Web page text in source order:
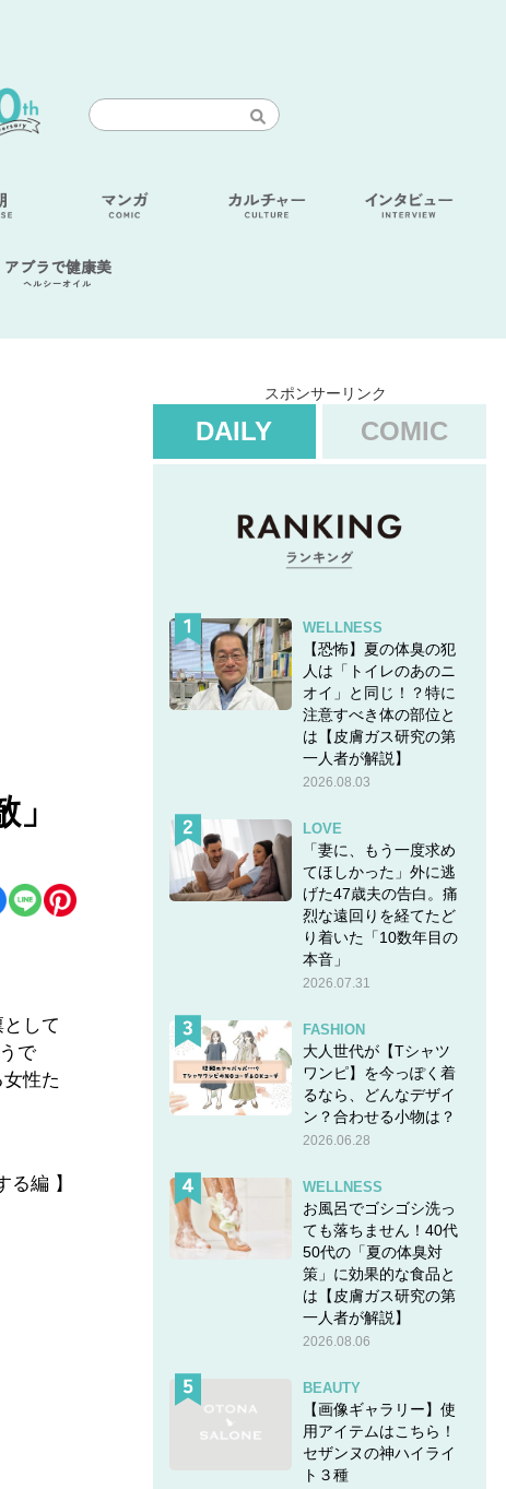
アブラで健康美
ヘルシーオイル
して
で
性た
編 】
スポンサーリンク
DAILY COMIC
WELLNESS
【恐怖】夏の体臭の犯
人は「トイレのあのニ
オイ」と同じ！？特に
注意すべき体の部位と
は【皮膚ガス研究の第
一人者が解説】
2026.08.03
LOVE
「妻に、もう一度求め
てほしかった」外に逃
げた47歳夫の告白。痛
烈な遠回りを経てたど
り着いた「10数年目の
本音」
2026.07.31
FASHION
大人世代が【Tシャツ
ワンピ】を今っぽく着
るなら、どんなデザイ
ン？合わせる小物は？
2026.06.28
WELLNESS
お風呂でゴシゴシ洗っ
ても落ちません！40代
50代の「夏の体臭対
策」に効果的な食品と
は【皮膚ガス研究の第
一人者が解説】
2026.08.06
BEAUTY
【画像ギャラリー】使
用アイテムはこちら！
セザンヌの神ハイライ
ト３種